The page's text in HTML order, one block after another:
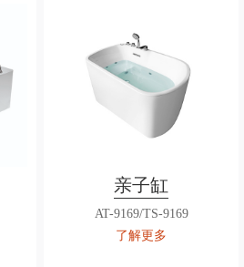
亲子缸
AT-9169/TS-9169
了解更多